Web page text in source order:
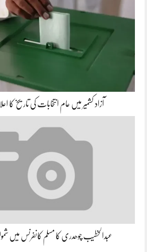
آزاد کشمیر میں عام انتخابات کی تاریخ کا
عبدالخطیب چوھدری کا مسلم کانفرنس میں